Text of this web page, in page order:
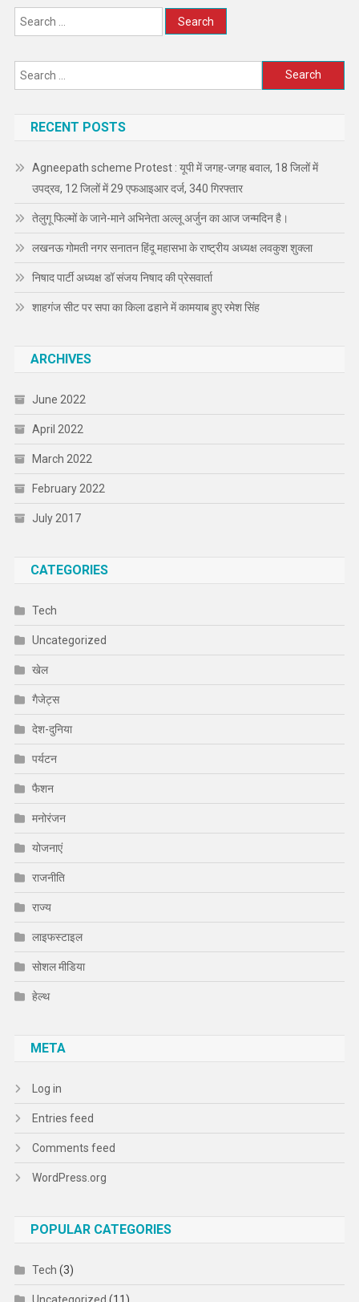
Search
for:
Search
for:
RECENT POSTS
Agneepath scheme Protest : यूपी में जगह-जगह बवाल, 18 जिलों में
उपद्रव, 12 जिलों में 29 एफआइआर दर्ज, 340 गिरफ्तार
तेलुगू फिल्मों के जाने-माने अभिनेता अल्लू अर्जुन का आज जन्मदिन है।
लखनऊ गोमती नगर सनातन हिंदू महासभा के राष्ट्रीय अध्यक्ष लवकुश शुक्ला
निषाद पार्टी अध्यक्ष डॉ संजय निषाद की प्रेसवार्ता
शाहगंज सीट पर सपा का किला ढहाने में कामयाब हुए रमेश सिंह
ARCHIVES
June 2022
April 2022
March 2022
February 2022
July 2017
CATEGORIES
Tech
Uncategorized
खेल
गैजेट्स
देश-दुनिया
पर्यटन
फैशन
मनोरंजन
योजनाएं
राजनीति
राज्य
लाइफस्टाइल
सोशल मीडिया
हेल्थ
META
Log in
Entries feed
Comments feed
WordPress.org
POPULAR CATEGORIES
Tech (3)
Uncategorized (11)